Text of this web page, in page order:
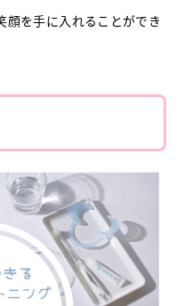
顔を手に入れることができ